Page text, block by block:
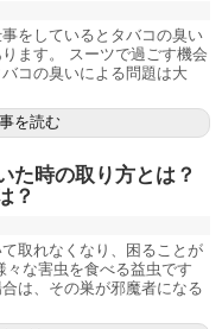
事をしているとタバコの臭い
ます。 スーツで過ごす機会
コの臭いによる問題は大
を読む
た時の取り方とは？
？
て取れなくなり、困ることが
な害虫を食べる益虫です
は、その巣が邪魔者になる